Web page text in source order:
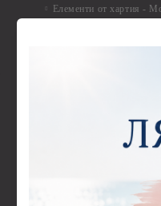
Елементи от хартия -
Елементи от хартия -
Елементи от хартия -
Елементи от хартия -
Елементи от хартия -
Елементи от бирен
Елементи от бирен